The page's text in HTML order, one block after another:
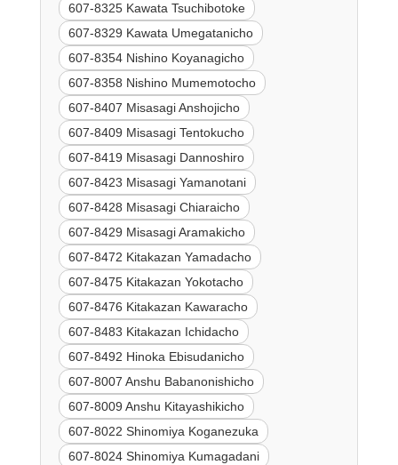
607-8325 Kawata Tsuchibotoke
607-8329 Kawata Umegatanicho
607-8354 Nishino Koyanagicho
607-8358 Nishino Mumemotocho
607-8407 Misasagi Anshojicho
607-8409 Misasagi Tentokucho
607-8419 Misasagi Dannoshiro
607-8423 Misasagi Yamanotani
607-8428 Misasagi Chiaraicho
607-8429 Misasagi Aramakicho
607-8472 Kitakazan Yamadacho
607-8475 Kitakazan Yokotacho
607-8476 Kitakazan Kawaracho
607-8483 Kitakazan Ichidacho
607-8492 Hinoka Ebisudanicho
607-8007 Anshu Babanonishicho
607-8009 Anshu Kitayashikicho
607-8022 Shinomiya Koganezuka
607-8024 Shinomiya Kumagadani